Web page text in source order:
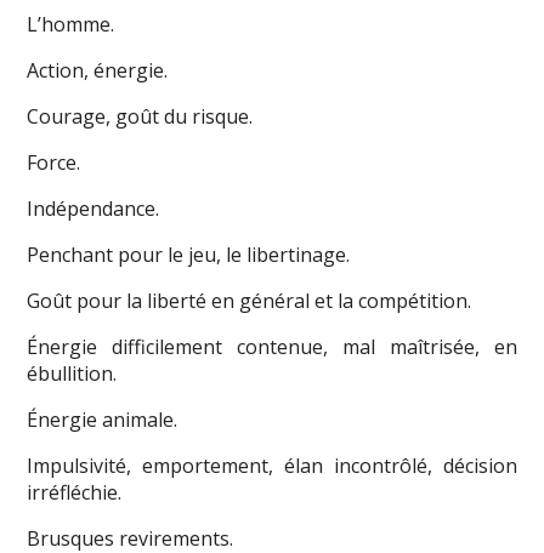
L’homme.
Action, énergie.
Courage, goût du risque.
Force.
Indépendance.
Penchant pour le jeu, le libertinage.
Goût pour la liberté en général et la compétition.
Énergie difficilement contenue, mal maîtrisée, en
ébullition.
Énergie animale.
Impulsivité, emportement, élan incontrôlé, décision
irréfléchie.
Brusques revirements.